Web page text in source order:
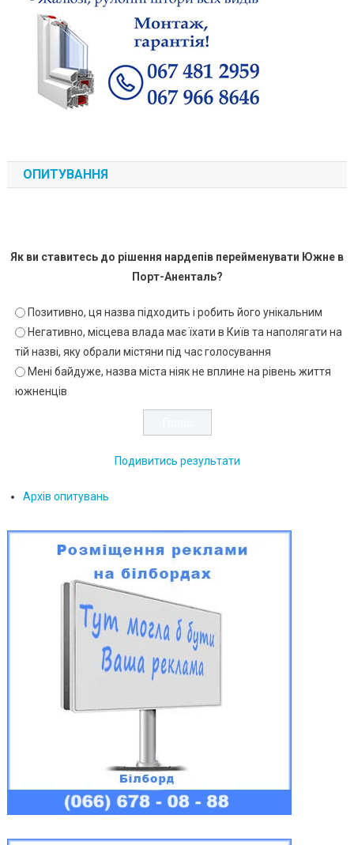
ОПИТУВАННЯ
Як ви ставитесь до рішення нардепів перейменувати Южне в
Порт-Аненталь?
Позитивно, ця назва підходить і робить його унікальним
Негативно, місцева влада має їхати в Київ та наполягати на
тій назві, яку обрали містяни під час голосування
Мені байдуже, назва міста ніяк не вплине на рівень життя
южненців
Подивитись результати
Архів опитувань